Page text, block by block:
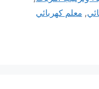
, معلم كهربائي